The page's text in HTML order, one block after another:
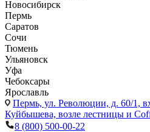
Новосибирск
Пермь
Саратов
Сочи
Тюмень
Ульяновск
Уфа
Чебоксары
Ярославль
Пермь, ул. Революции, д. 60/1,
Куйбышева, возле лестницы и
8 (800) 500-00-22